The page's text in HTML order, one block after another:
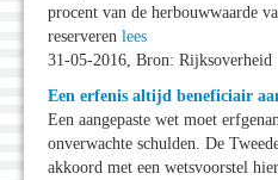
procent van de herbouwwaarde
reserveren lees
31-05-2016, Bron: Rijksoverheid
Een erfenis altijd beneficiair
Een aangepaste wet moet
onverwachte schulden. De
akkoord met een wetsvoorstel